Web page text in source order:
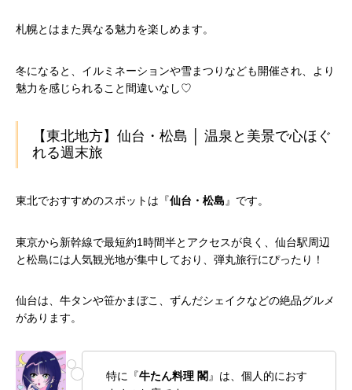
札幌とはまた異なる魅力を楽しめます。
冬になると、イルミネーションや雪まつりなども開催され、より
魅力を感じられること間違いなし♡
【東北地方】仙台・松島 │ 温泉と美景で心ほぐ
れる週末旅
東北でおすすめのスポットは『仙台・松島 』です。
東京から新幹線で最短約1時間半とアクセスが良く、仙台駅周辺
と松島には人気観光地が集中しており、弾丸旅行にぴったり！
仙台は、牛タンや笹かまぼこ、ずんだシェイクなどの絶品グルメ
があります。
特に『牛たん料理 閣 』は、個人的におす